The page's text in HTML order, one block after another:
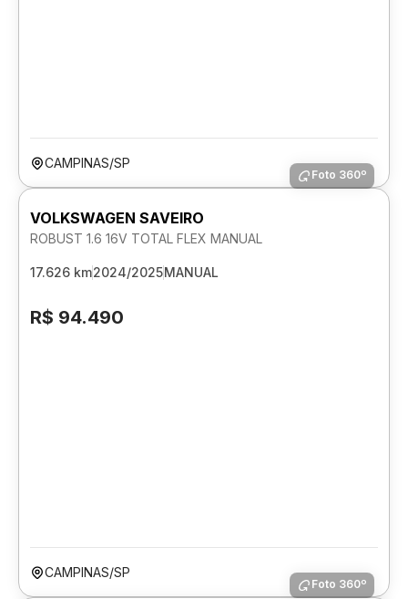
CAMPINAS/SP
Foto 360º
VOLKSWAGEN SAVEIRO
ROBUST 1.6 16V TOTAL FLEX MANUAL
17.626 km2024/2025MANUAL
R$ 94.490
CAMPINAS/SP
Foto 360º